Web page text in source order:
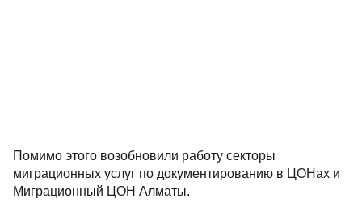
Помимо этого возобновили работу секторы
миграционных услуг по документированию в ЦОНах и
Миграционный ЦОН Алматы.